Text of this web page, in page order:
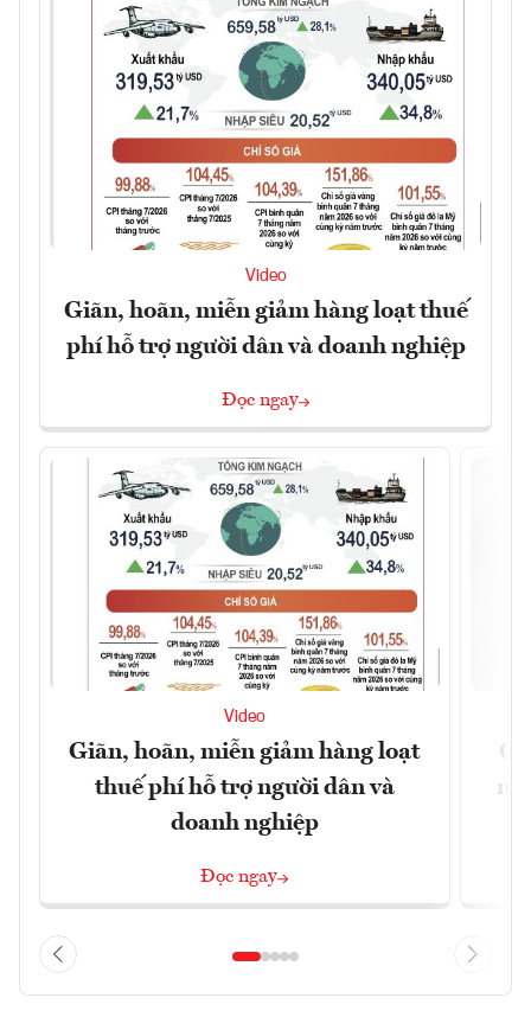
Video
Giãn, hoãn, miễn giảm hàng loạt thuế
phí hỗ trợ người dân và doanh nghiệp
Đọc ngay
Video
Giãn, hoãn, miễn giảm hàng loạt
thuế phí hỗ trợ người dân và
doanh nghiệp
Đọc ngay